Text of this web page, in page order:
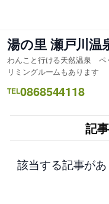
を
ス
キ
ッ
プ
湯の里 瀬戸川温
わんこと行ける天然温泉
リミングルームもあります
TEL0868544118
記
該当する記事があ